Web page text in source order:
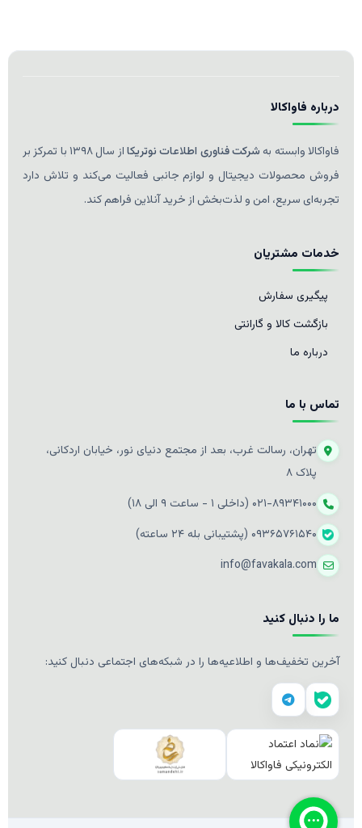
درباره فاواکالا
فاواکالا وابسته به شرکت فناوری اطلاعات نوتریکا
از سال ۱۳۹۸ با تمرکز بر
فروش محصولات دیجیتال و لوازم جانبی فعالیت می‌کند و تلاش دارد
تجربه‌ای سریع، امن و لذت‌بخش از خرید آنلاین فراهم کند.
خدمات مشتریان
پیگیری سفارش
بازگشت کالا و گارانتی
درباره ما
تماس با ما
تهران، رسالت غرب، بعد از مجتمع دنیای نور، خیابان اردکانی،
پلاک ۸
۰۲۱-۸۹۳۴۱۰۰۰ (داخلی ۱ - ساعت ۹ الی ۱۸)
۰۹۳۶۵۷۶۱۵۴۰ (پشتیبانی بله ۲۴ ساعته)
info@favakala.com
ما را دنبال کنید
آخرین تخفیف‌ها و اطلاعیه‌ها را در شبکه‌های اجتماعی دنبال کنید: